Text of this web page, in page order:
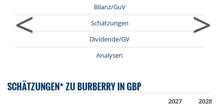
<
Bilanz/GuV
Schätzungen
Dividende/GV
Analysen
>
SCHÄTZUNGEN* ZU BURBERRY IN GBP
2027
2028